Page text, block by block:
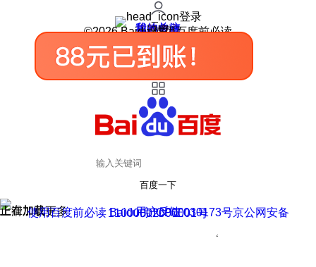
登录
我的关注
我的收藏
皮肤中心
用户反馈
设置
©2026 Baidu 使用百度前必读
百度一下
正在加载
上滑加载更多 用户反馈
使用百度前必读 Baidu 京ICP证030173号
京公网安备11000002000001号